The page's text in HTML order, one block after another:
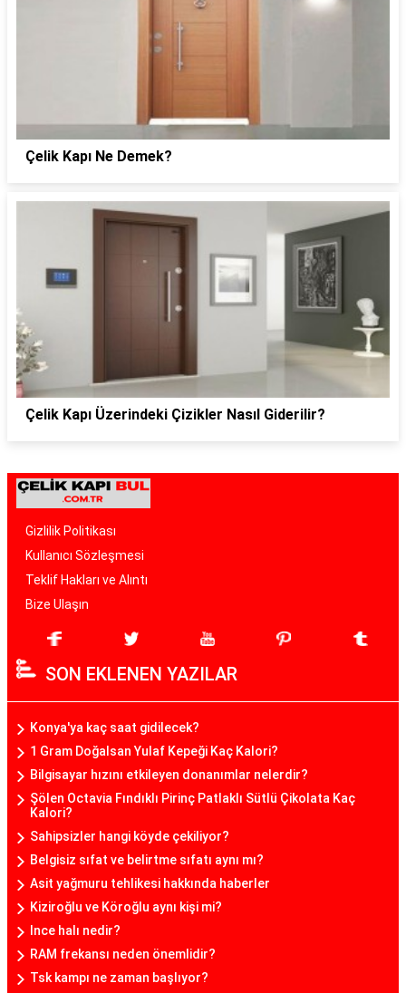
Çelik Kapı Ne Demek?
Çelik Kapı Üzerindeki Çizikler Nasıl Giderilir?
Gizlilik Politikası
Kullanıcı Sözleşmesi
Teklif Hakları ve Alıntı
Bize Ulaşın
SON EKLENEN YAZILAR
Konya'ya kaç saat gidilecek?
1 Gram Doğalsan Yulaf Kepeği Kaç Kalori?
Bilgisayar hızını etkileyen donanımlar nelerdir?
Şölen Octavia Fındıklı Pirinç Patlaklı Sütlü Çikolata Kaç
Kalori?
Sahipsizler hangi köyde çekiliyor?
Belgisiz sıfat ve belirtme sıfatı aynı mı?
Asit yağmuru tehlikesi hakkında haberler
Kiziroğlu ve Köroğlu aynı kişi mi?
Ince halı nedir?
RAM frekansı neden önemlidir?
Tsk kampı ne zaman başlıyor?